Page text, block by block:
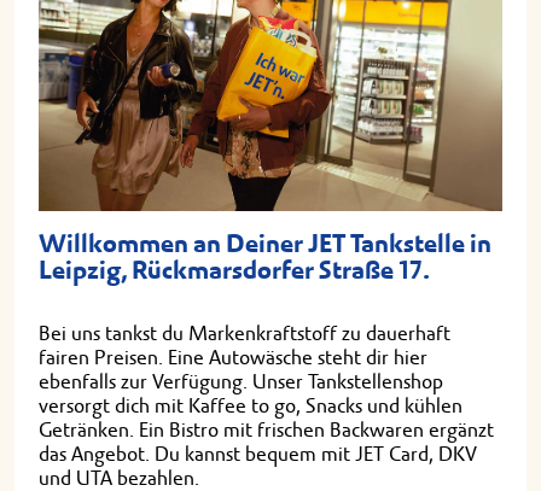
Willkommen an Deiner JET Tankstelle in
Leipzig, Rückmarsdorfer Straße 17.
Bei uns tankst du Markenkraftstoff zu dauerhaft
fairen Preisen. Eine Autowäsche steht dir hier
ebenfalls zur Verfügung. Unser Tankstellenshop
versorgt dich mit Kaffee to go, Snacks und kühlen
Getränken. Ein Bistro mit frischen Backwaren ergänzt
das Angebot. Du kannst bequem mit JET Card, DKV
und UTA bezahlen.